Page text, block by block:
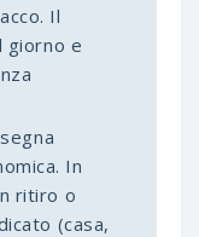
Il
giorno e
In
ritiro o
(casa,